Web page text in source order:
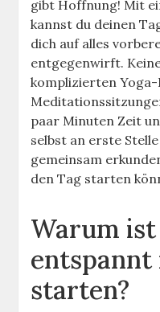
gibt Hoffnung! Mit
kannst du deinen
dich auf alles
entgegenwirft.
komplizierten
paar Minuten Zeit
selbst an erste
gemeinsam
den Tag starten
Warum
entspannt
starten?